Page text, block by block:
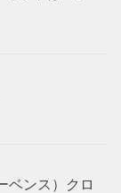
ベンス）クロ